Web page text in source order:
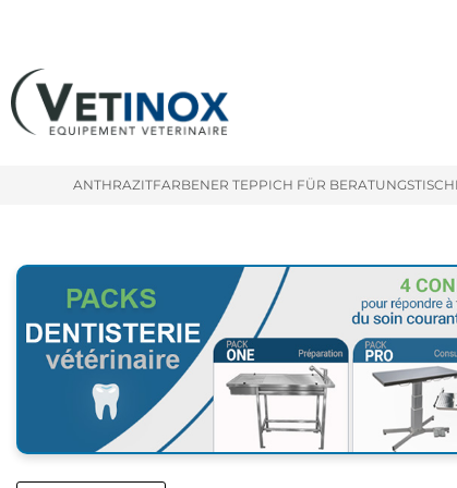
ANTHRAZITFARBENER TEPPICH FÜR